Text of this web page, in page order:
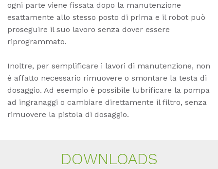
ogni parte viene fissata dopo la manutenzione
esattamente allo stesso posto di prima e il robot può
proseguire il suo lavoro senza dover essere
riprogrammato.
Inoltre, per semplificare i lavori di manutenzione, non
è affatto necessario rimuovere o smontare la testa di
dosaggio. Ad esempio è possibile lubrificare la pompa
ad ingranaggi o cambiare direttamente il filtro, senza
rimuovere la pistola di dosaggio.
DOWN­LOADS